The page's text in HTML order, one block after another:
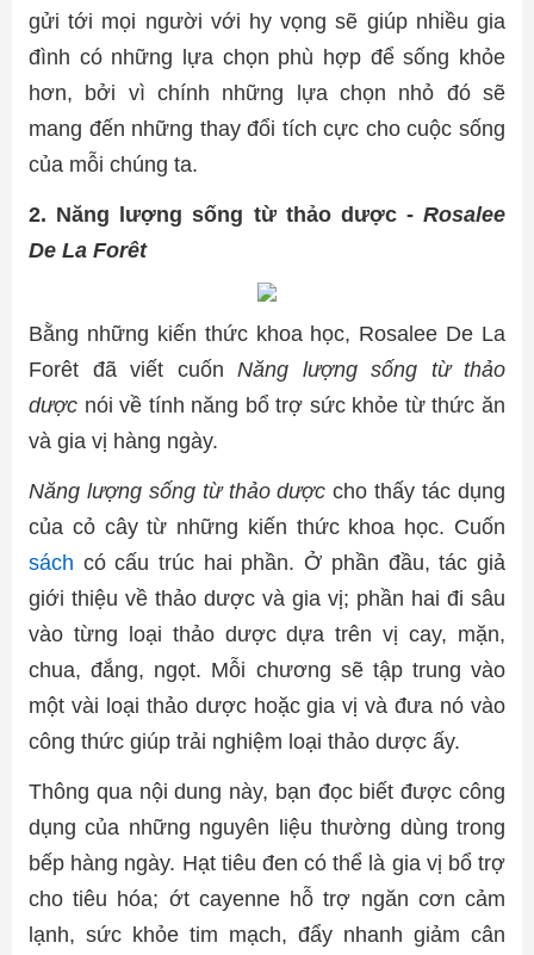
gửi tới mọi người với hy vọng sẽ giúp nhiều gia
đình có những lựa chọn phù hợp để sống khỏe
hơn, bởi vì chính những lựa chọn nhỏ đó sẽ
mang đến những thay đổi tích cực cho cuộc sống
của mỗi chúng ta.
2. Năng lượng sống từ thảo dược - Rosalee
De La Forêt
Bằng những kiến thức khoa học, Rosalee De La
Forêt đã viết cuốn Năng lượng sống từ thảo
dược nói về tính năng bổ trợ sức khỏe từ thức ăn
và gia vị hàng ngày.
Năng lượng sống từ thảo dượccho thấy tác dụng
của cỏ cây từ những kiến thức khoa học. Cuốn
sách có cấu trúc hai phần. Ở phần đầu, tác giả
giới thiệu về thảo dược và gia vị; phần hai đi sâu
vào từng loại thảo dược dựa trên vị cay, mặn,
chua, đắng, ngọt. Mỗi chương sẽ tập trung vào
một vài loại thảo dược hoặc gia vị và đưa nó vào
công thức giúp trải nghiệm loại thảo dược ấy.
Thông qua nội dung này, bạn đọc biết được công
dụng của những nguyên liệu thường dùng trong
bếp hàng ngày. Hạt tiêu đen có thể là gia vị bổ trợ
cho tiêu hóa; ớt cayenne hỗ trợ ngăn cơn cảm
lạnh, sức khỏe tim mạch, đẩy nhanh giảm cân